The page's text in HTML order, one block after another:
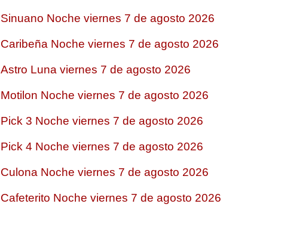
Sinuano Noche viernes 7 de agosto 2026
Caribeña Noche viernes 7 de agosto 2026
Astro Luna viernes 7 de agosto 2026
Motilon Noche viernes 7 de agosto 2026
Pick 3 Noche viernes 7 de agosto 2026
Pick 4 Noche viernes 7 de agosto 2026
Culona Noche viernes 7 de agosto 2026
Cafeterito Noche viernes 7 de agosto 2026